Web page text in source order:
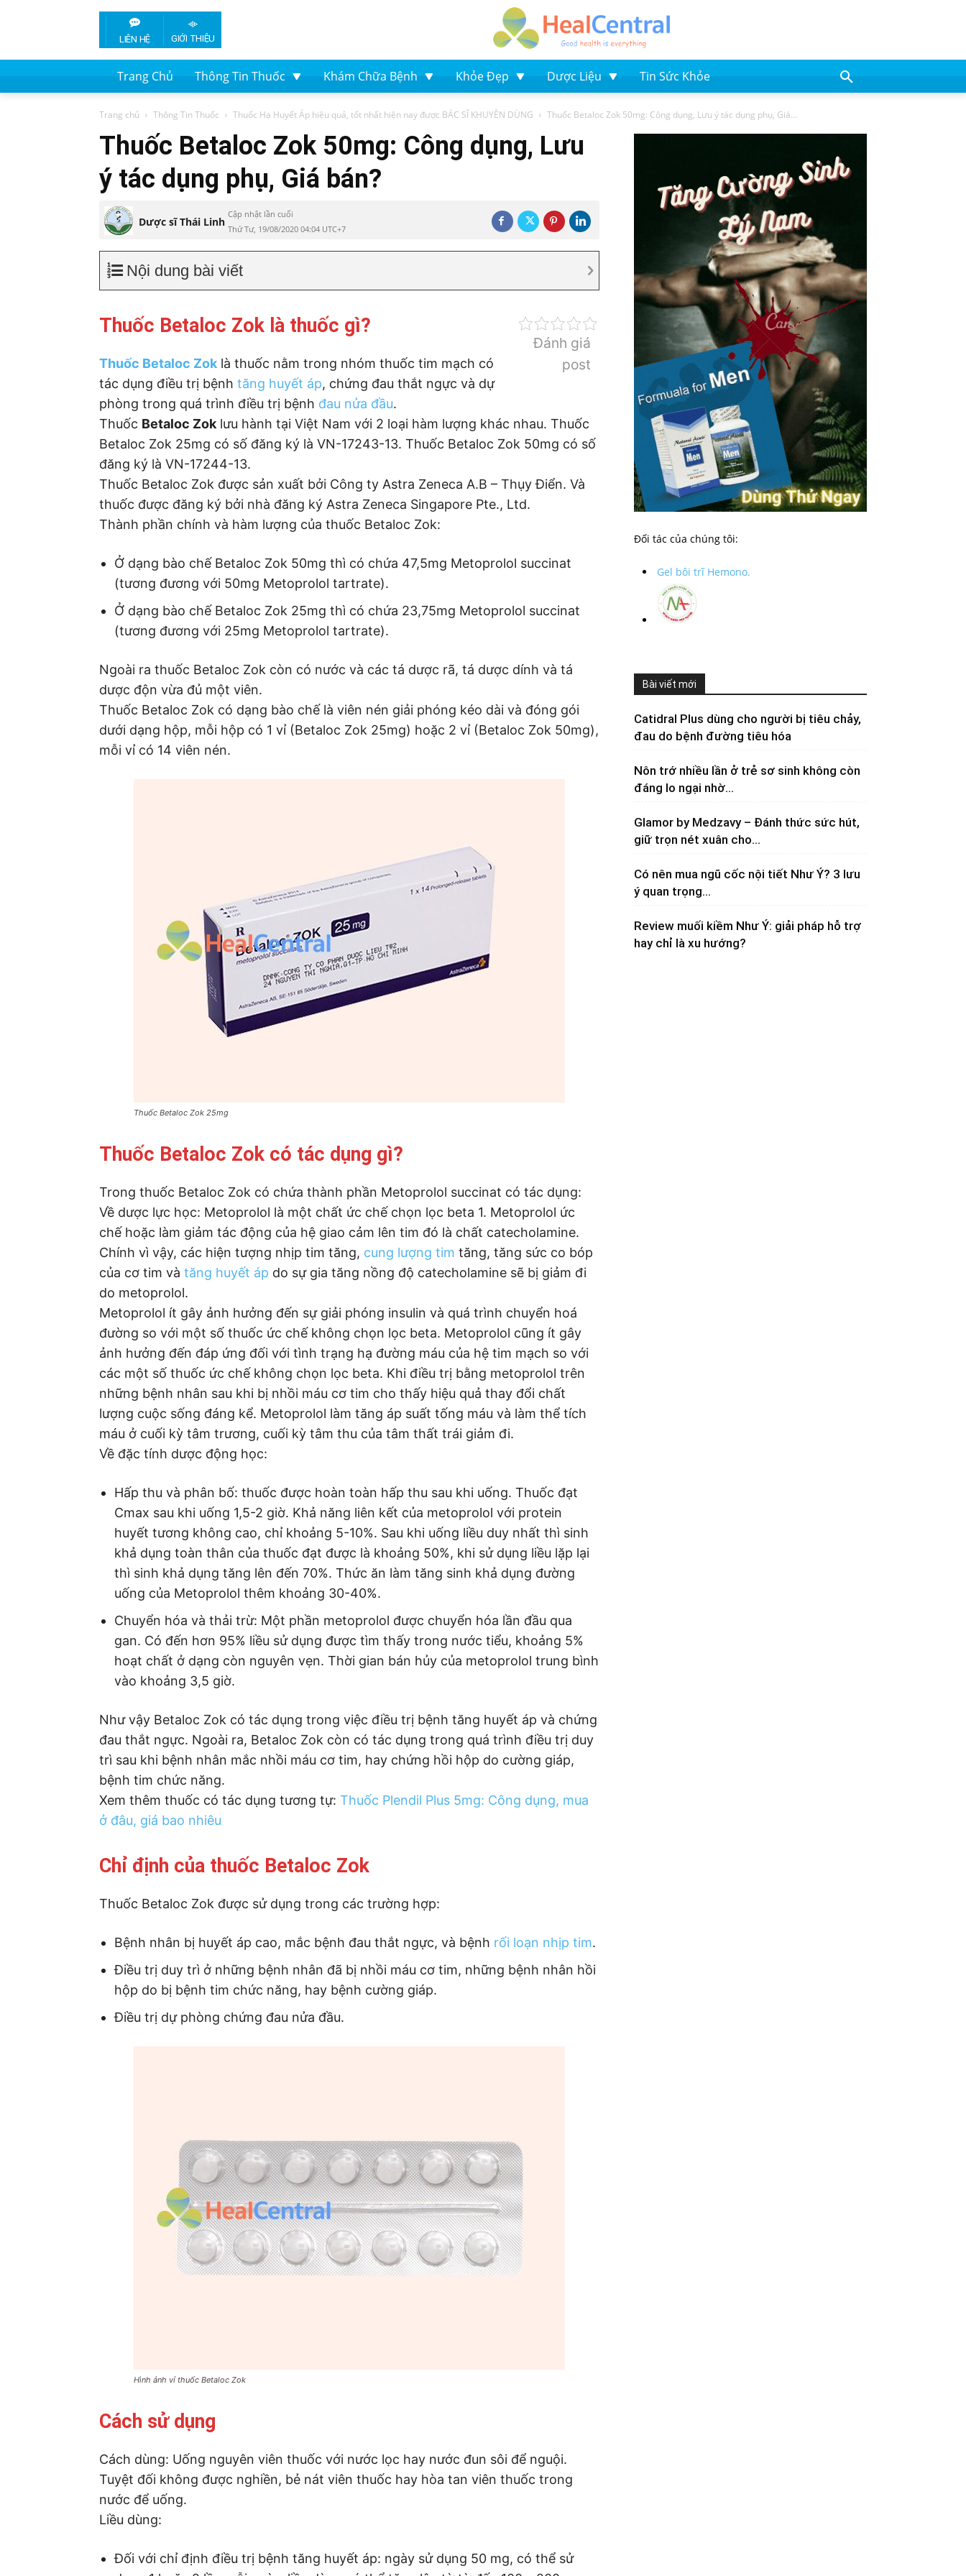
LIÊN HỆ GIỚI THIỆU
Trang Chủ Thông Tin Thuốc Khám Chữa Bệnh Khỏe Đẹp Dược Liệu Tin Sức Khỏe
Trang chủ Thông Tin Thuốc Thuốc Hạ Huyết Áp hiệu quả, tốt nhất hiện nay được BÁC SĨ KHUYÊN DÙNG Thuốc Betaloc Zok 50mg: Công dụng, Lưu ý tác dụng phụ, Giá...
Thuốc Betaloc Zok 50mg: Công dụng, Lưu
ý tác dụng phụ, Giá bán?
Dược sĩ Thái Linh
Cập nhật lần cuối
Thứ Tư, 19/08/2020 04:04 UTC+7
Nội dung bài viết
Đánh giá
post
Thuốc Betaloc Zok là thuốc gì?
Thuốc Betaloc Zok là thuốc nằm trong nhóm thuốc tim mạch có
tác dụng điều trị bệnh tăng huyết áp, chứng đau thắt ngực và dự
phòng trong quá trình điều trị bệnh đau nửa đầu.
Thuốc Betaloc Zok lưu hành tại Việt Nam với 2 loại hàm lượng khác nhau. Thuốc
Betaloc Zok 25mg có số đăng ký là VN-17243-13. Thuốc Betaloc Zok 50mg có số
đăng ký là VN-17244-13.
Thuốc Betaloc Zok được sản xuất bởi Công ty Astra Zeneca A.B – Thụy Điển. Và
thuốc được đăng ký bởi nhà đăng ký Astra Zeneca Singapore Pte., Ltd.
Thành phần chính và hàm lượng của thuốc Betaloc Zok:
Ở dạng bào chế Betaloc Zok 50mg thì có chứa 47,5mg Metoprolol succinat
(tương đương với 50mg Metoprolol tartrate).
Ở dạng bào chế Betaloc Zok 25mg thì có chứa 23,75mg Metoprolol succinat
(tương đương với 25mg Metoprolol tartrate).
Ngoài ra thuốc Betaloc Zok còn có nước và các tá dược rã, tá dược dính và tá
dược độn vừa đủ một viên.
Thuốc Betaloc Zok có dạng bào chế là viên nén giải phóng kéo dài và đóng gói
dưới dạng hộp, mỗi hộp có 1 vỉ (Betaloc Zok 25mg) hoặc 2 vỉ (Betaloc Zok 50mg),
mỗi vỉ có 14 viên nén.
Thuốc Betaloc Zok 25mg
Thuốc Betaloc Zok có tác dụng gì?
Trong thuốc Betaloc Zok có chứa thành phần Metoprolol succinat có tác dụng:
Về dược lực học: Metoprolol là một chất ức chế chọn lọc beta 1. Metoprolol ức
chế hoặc làm giảm tác động của hệ giao cảm lên tim đó là chất catecholamine.
Chính vì vậy, các hiện tượng nhịp tim tăng, cung lượng tim tăng, tăng sức co bóp
của cơ tim và tăng huyết áp do sự gia tăng nồng độ catecholamine sẽ bị giảm đi
do metoprolol.
Metoprolol ít gây ảnh hưởng đến sự giải phóng insulin và quá trình chuyển hoá
đường so với một số thuốc ức chế không chọn lọc beta. Metoprolol cũng ít gây
ảnh hưởng đến đáp ứng đối với tình trạng hạ đường máu của hệ tim mạch so với
các một số thuốc ức chế không chọn lọc beta. Khi điều trị bằng metoprolol trên
những bệnh nhân sau khi bị nhồi máu cơ tim cho thấy hiệu quả thay đổi chất
lượng cuộc sống đáng kể. Metoprolol làm tăng áp suất tống máu và làm thể tích
máu ở cuối kỳ tâm trương, cuối kỳ tâm thu của tâm thất trái giảm đi.
Về đặc tính dược động học:
Hấp thu và phân bố: thuốc được hoàn toàn hấp thu sau khi uống. Thuốc đạt
Cmax sau khi uống 1,5-2 giờ. Khả năng liên kết của metoprolol với protein
huyết tương không cao, chỉ khoảng 5-10%. Sau khi uống liều duy nhất thì sinh
khả dụng toàn thân của thuốc đạt được là khoảng 50%, khi sử dụng liều lặp lại
thì sinh khả dụng tăng lên đến 70%. Thức ăn làm tăng sinh khả dụng đường
uống của Metoprolol thêm khoảng 30-40%.
Chuyển hóa và thải trừ: Một phần metoprolol được chuyển hóa lần đầu qua
gan. Có đến hơn 95% liều sử dụng được tìm thấy trong nước tiểu, khoảng 5%
hoạt chất ở dạng còn nguyên vẹn. Thời gian bán hủy của metoprolol trung bình
vào khoảng 3,5 giờ.
Như vậy Betaloc Zok có tác dụng trong việc điều trị bệnh tăng huyết áp và chứng
đau thắt ngực. Ngoài ra, Betaloc Zok còn có tác dụng trong quá trình điều trị duy
trì sau khi bệnh nhân mắc nhồi máu cơ tim, hay chứng hồi hộp do cường giáp,
bệnh tim chức năng.
Xem thêm thuốc có tác dụng tương tự: Thuốc Plendil Plus 5mg: Công dụng, mua
ở đâu, giá bao nhiêu
Chỉ định của thuốc Betaloc Zok
Thuốc Betaloc Zok được sử dụng trong các trường hợp:
Bệnh nhân bị huyết áp cao, mắc bệnh đau thắt ngực, và bệnh rối loạn nhịp tim.
Ðiều trị duy trì ở những bệnh nhân đã bị nhồi máu cơ tim, những bệnh nhân hồi
hộp do bị bệnh tim chức năng, hay bệnh cường giáp.
Điều trị dự phòng chứng đau nửa đầu.
Hình ảnh vỉ thuốc Betaloc Zok
Cách sử dụng
Cách dùng: Uống nguyên viên thuốc với nước lọc hay nước đun sôi để nguội.
Tuyệt đối không được nghiền, bẻ nát viên thuốc hay hòa tan viên thuốc trong
nước để uống.
Liều dùng:
Đối với chỉ định điều trị bệnh tăng huyết áp: ngày sử dụng 50 mg, có thể sử
Đối tác của chúng tôi:
Gel bôi trĩ Hemono.
Bài viết mới
Catidral Plus dùng cho người bị tiêu chảy,
đau do bệnh đường tiêu hóa
Nôn trớ nhiều lần ở trẻ sơ sinh không còn
đáng lo ngại nhờ...
Glamor by Medzavy – Đánh thức sức hút,
giữ trọn nét xuân cho...
Có nên mua ngũ cốc nội tiết Như Ý? 3 lưu
ý quan trọng...
Review muối kiềm Như Ý: giải pháp hỗ trợ
hay chỉ là xu hướng?